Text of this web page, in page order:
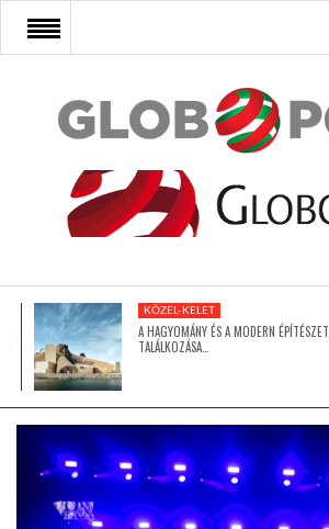
FŐOLDAL
AFRIKA
ÁZSIA
LATIN-AMERIKA
KÖZEL-KELET
A HAGYOMÁNY ÉS A MODERN ÉPÍTÉSZET
TALÁLKOZÁSA…